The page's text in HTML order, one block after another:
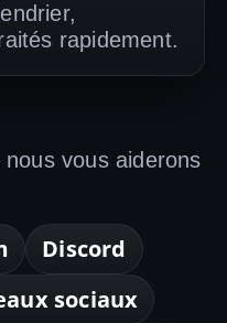
rapidement.
vous aiderons
Discord
sociaux